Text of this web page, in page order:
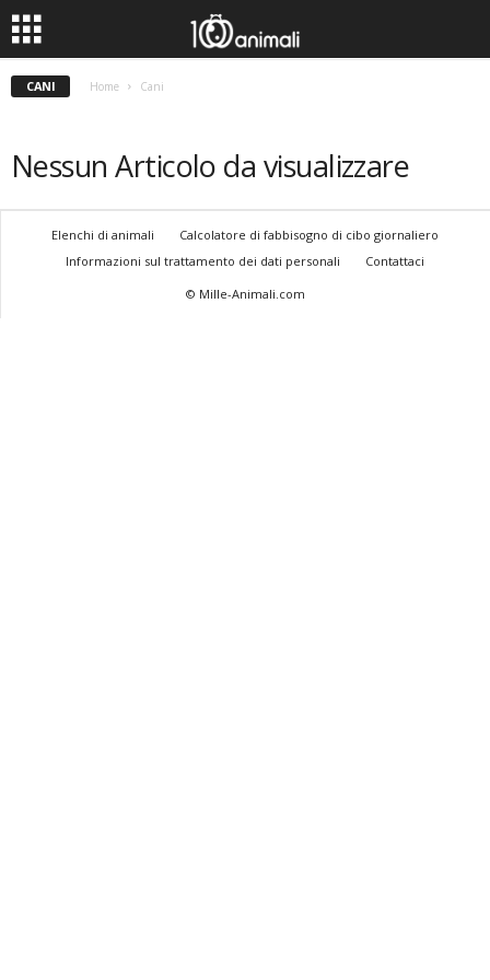
CANI Home Cani
Nessun Articolo da visualizzare
Elenchi di animali
Calcolatore di fabbisogno di cibo giornaliero
Informazioni sul trattamento dei dati personali
Contattaci
© Mille-Animali.com